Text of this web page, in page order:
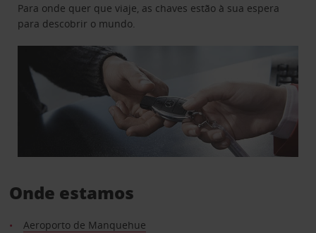
Para onde quer que viaje, as chaves estão à sua espera
para descobrir o mundo.
Onde estamos
Aeroporto de Manquehue